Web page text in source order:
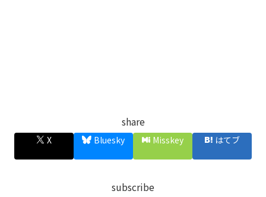
share
X Bluesky Misskey はてブ
subscribe